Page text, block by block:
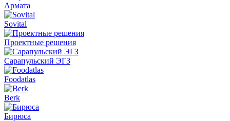
Армата
Sovital
Проектные решения
Сарапульский ЭГЗ
Foodatlas
Berk
Бирюса